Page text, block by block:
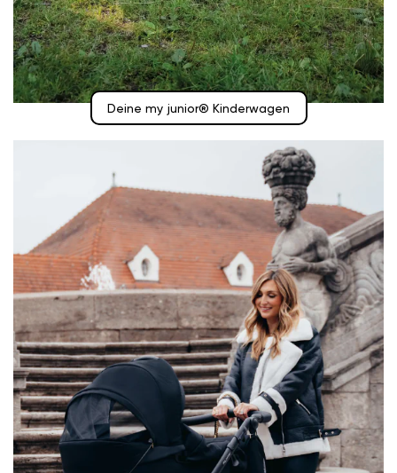
Deine my junior® Kinderwagen